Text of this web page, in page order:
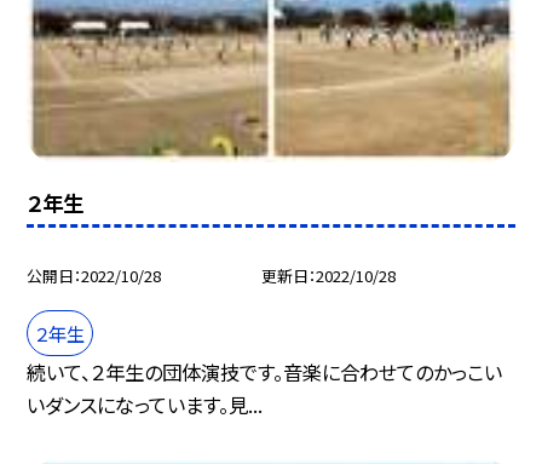
２年生
公開日 2022/10/28 更新日 2022/10/28
２年生
続いて、２年生の団体演技です。音楽に合わせてのかっこい
いダンスになっています。見...